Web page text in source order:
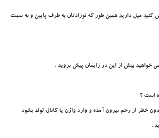
ميل داريد همين طور که نوزادتان به طرف پايين و به سمت
خواهيد بيش از اين در زايمان پيش برويد .
است ؟
از رحم بيرون آمده و وارد واژن يا کانال تولد بشود
.